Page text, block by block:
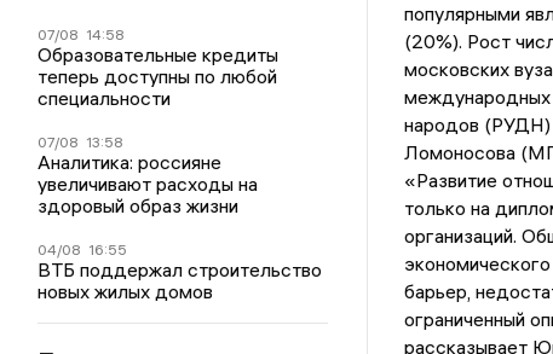
07/08 14:58
Образовательные кредиты
теперь доступны по любой
специальности
07/08 13:58
Аналитика: россияне
увеличивают расходы на
здоровый образ жизни
04/08 16:55
ВТБ поддержал строительство
новых жилых домов
популярными
(20%). Рост
московских
народов (РУДН)
Ломоносова
«Развитие
только на
организаций.
барьер,
ограниченный
рассказывает